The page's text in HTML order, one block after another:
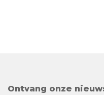
Ontvang onze